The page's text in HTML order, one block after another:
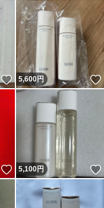
いいね！
5,600円
いいね！
5,100円